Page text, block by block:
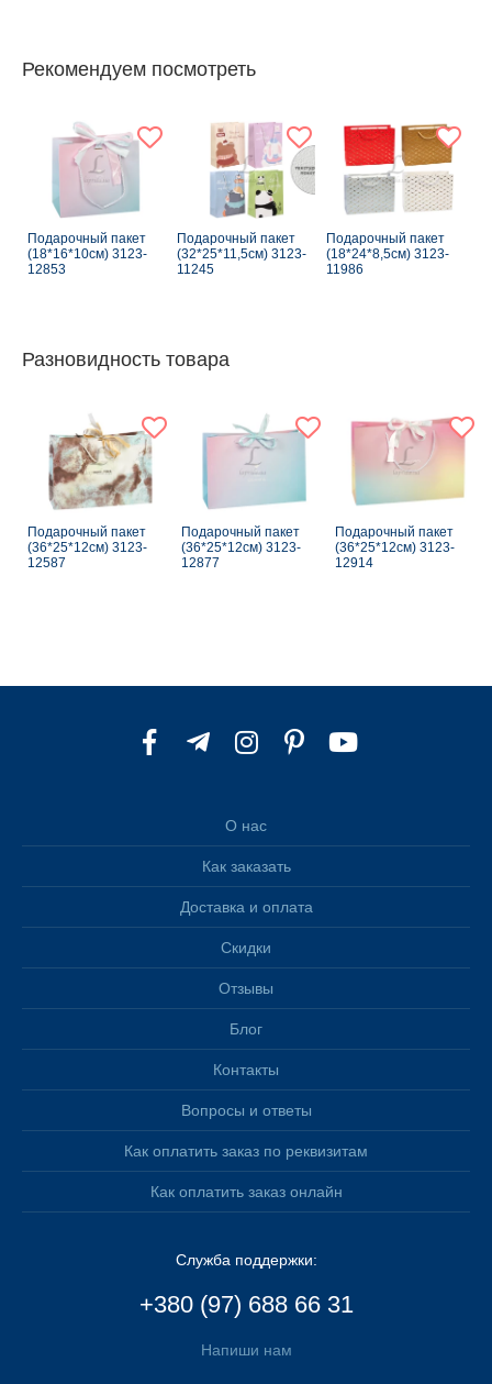
Рекомендуем посмотреть
Подарочный пакет
(18*16*10см) 3123-
12853
Подарочный пакет
(32*25*11,5см) 3123-
11245
Подарочный пакет
(18*24*8,5см) 3123-
11986
Разновидность товара
Подарочный пакет
(36*25*12см) 3123-
12587
Подарочный пакет
(36*25*12см) 3123-
12877
Подарочный пакет
(36*25*12см) 3123-
12914
О нас
Как заказать
Доставка и оплата
Скидки
Отзывы
Блог
Контакты
Вопросы и ответы
Как оплатить заказ по реквизитам
Как оплатить заказ онлайн
Служба поддержки:
+380 (97) 688 66 31
Напиши нам